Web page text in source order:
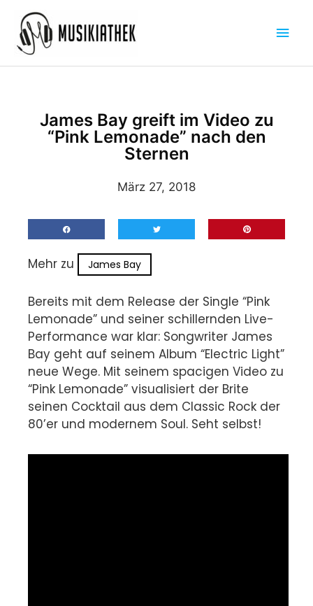
Inhalt
springen
James Bay greift im Video zu
“Pink Lemonade” nach den
Sternen
März 27, 2018
Mehr zu James Bay
Bereits mit dem Release der Single “Pink
Lemonade” und seiner schillernden Live-
Performance war klar: Songwriter James
Bay geht auf seinem Album “Electric Light”
neue Wege. Mit seinem spacigen Video zu
“Pink Lemonade” visualisiert der Brite
seinen Cocktail aus dem Classic Rock der
80’er und modernem Soul. Seht selbst!